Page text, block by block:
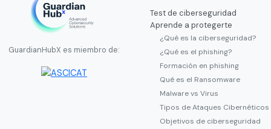
GuardianHubX es miembro de:
Test de ciberseguridad
Aprende a protegerte
¿Qué es la ciberseguridad?
¿Qué es el phishing?
Formación en phishing
Qué es el Ransomware
Malware vs Virus
Tipos de Ataques Cibernéticos
Objetivos de ciberseguridad